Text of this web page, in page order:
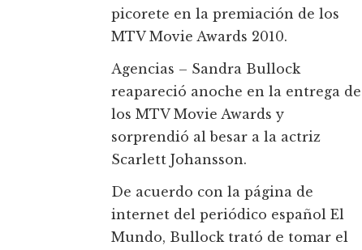
picorete en la premiación de los
MTV Movie Awards 2010.
Agencias – Sandra Bullock
reapareció anoche en la entrega de
los MTV Movie Awards y
sorprendió al besar a la actriz
Scarlett Johansson.
De acuerdo con la página de
internet del periódico español El
Mundo, Bullock trató de tomar el